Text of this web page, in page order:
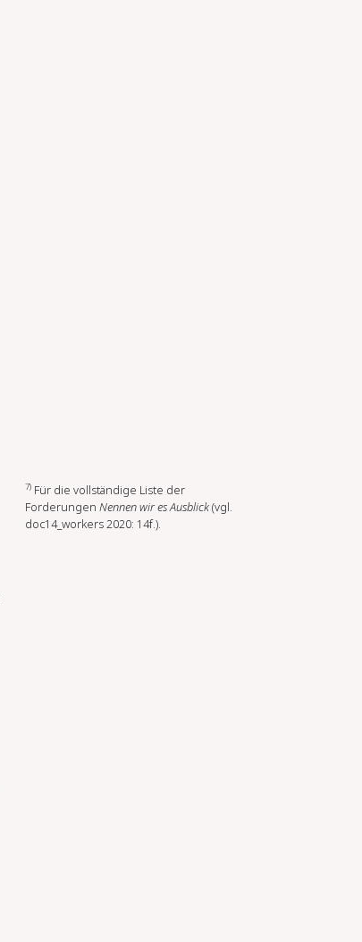
7) Für die vollständige Liste der
Forderungen Nennen wir es Ausblick(vgl.
doc14_workers 2020: 14f.).